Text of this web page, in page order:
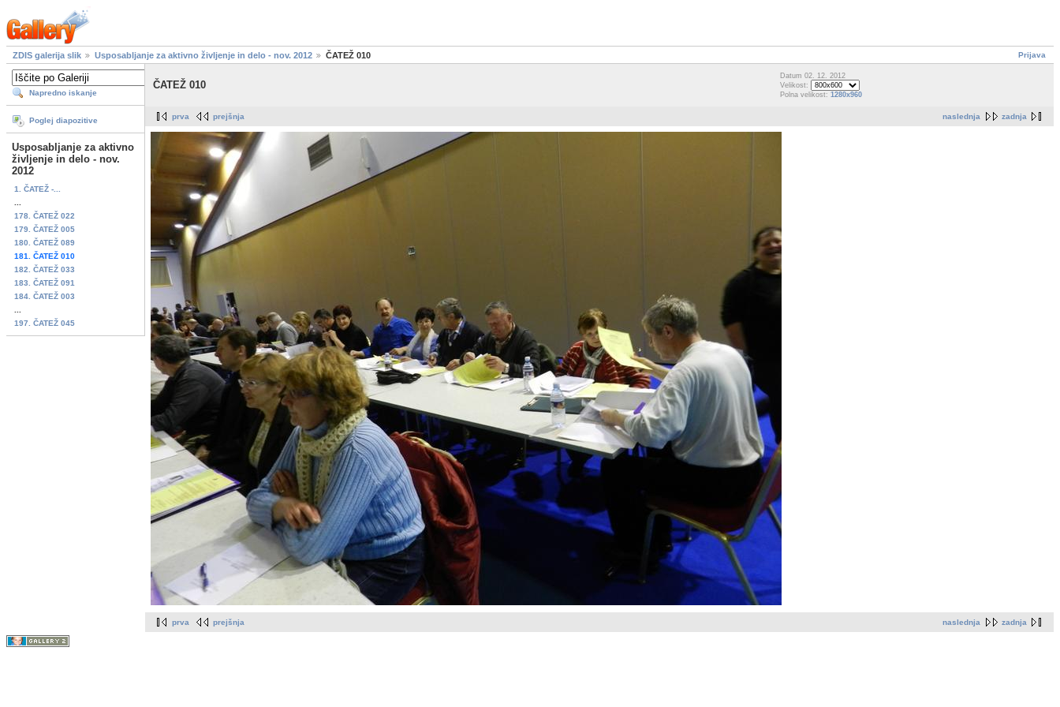
Prijava
ZDIS galerija slik Usposabljanje za aktivno življenje in delo - nov. 2012 ČATEŽ 010
Napredno iskanje
Poglej diapozitive
Usposabljanje za aktivno
življenje in delo - nov.
2012
1. ČATEŽ -...
178. ČATEŽ 022
179. ČATEŽ 005
180. ČATEŽ 089
181. ČATEŽ 010
182. ČATEŽ 033
183. ČATEŽ 091
184. ČATEŽ 003
197. ČATEŽ 045
ČATEŽ 010
Datum 02. 12. 2012
Velikost:
Polna velikost: 1280x960
naslednja zadnja
prva prejšnja
naslednja zadnja
prva prejšnja